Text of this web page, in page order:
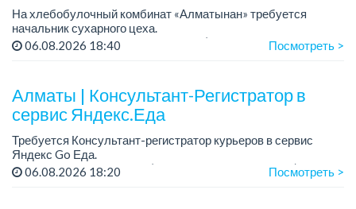
На хлебобулочный комбинат «Алматынан» требуется
начальник сухарного цеха.
Зарплата: от 300 000 тенге на руки (обсуждается на
Требования: оп...
06.08.2026 18:40 Посмотреть >
Алматы | Консультант-Регистратор в
сервис Яндекс.Еда
Требуется Консультант-регистратор курьеров в сервис
Яндекс Go Еда.
Условия: работа в офисе (Абылай хана - Макатаева).
06.08.2026 18:20 Посмотреть >